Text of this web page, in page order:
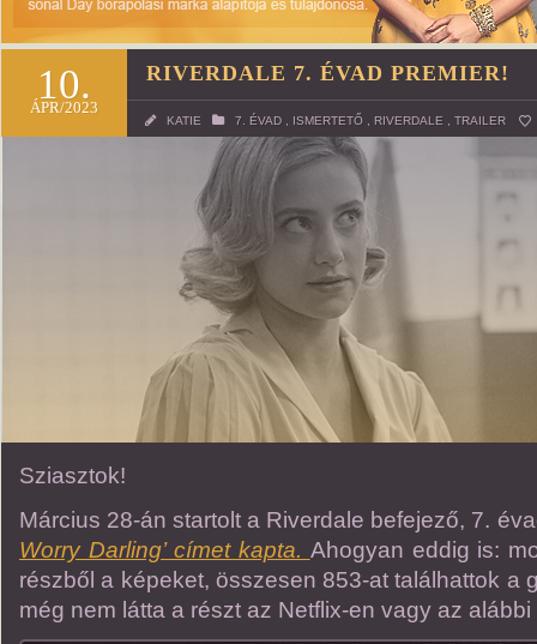
10.
ÁPR/2023
RIVERDALE 7. ÉVAD PREMIER!
KATIE 7. ÉVAD ISMERTETŐ RIVERDALE TRAILER
Sziasztok!
Március 28-án startolt a Riverdale befejező, 7.
Worry Darling’ címet kapta. Ahogyan eddig is:
részből a képeket, összesen 853-at találhattok a
még nem látta a részt az Netflix-en vagy az